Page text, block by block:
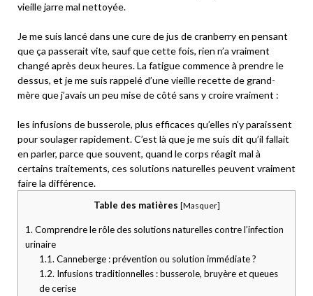
vieille jarre mal nettoyée.
Je me suis lancé dans une cure de jus de cranberry en pensant
que ça passerait vite, sauf que cette fois, rien n’a vraiment
changé après deux heures. La fatigue commence à prendre le
dessus, et je me suis rappelé d’une vieille recette de grand-
mère que j’avais un peu mise de côté sans y croire vraiment :
les infusions de busserole, plus efficaces qu’elles n’y paraissent
pour soulager rapidement. C’est là que je me suis dit qu’il fallait
en parler, parce que souvent, quand le corps réagit mal à
certains traitements, ces solutions naturelles peuvent vraiment
faire la différence.
Table des matières [Masquer]
1. Comprendre le rôle des solutions naturelles contre l’infection
urinaire
1.1. Canneberge : prévention ou solution immédiate ?
1.2. Infusions traditionnelles : busserole, bruyère et queues
de cerise